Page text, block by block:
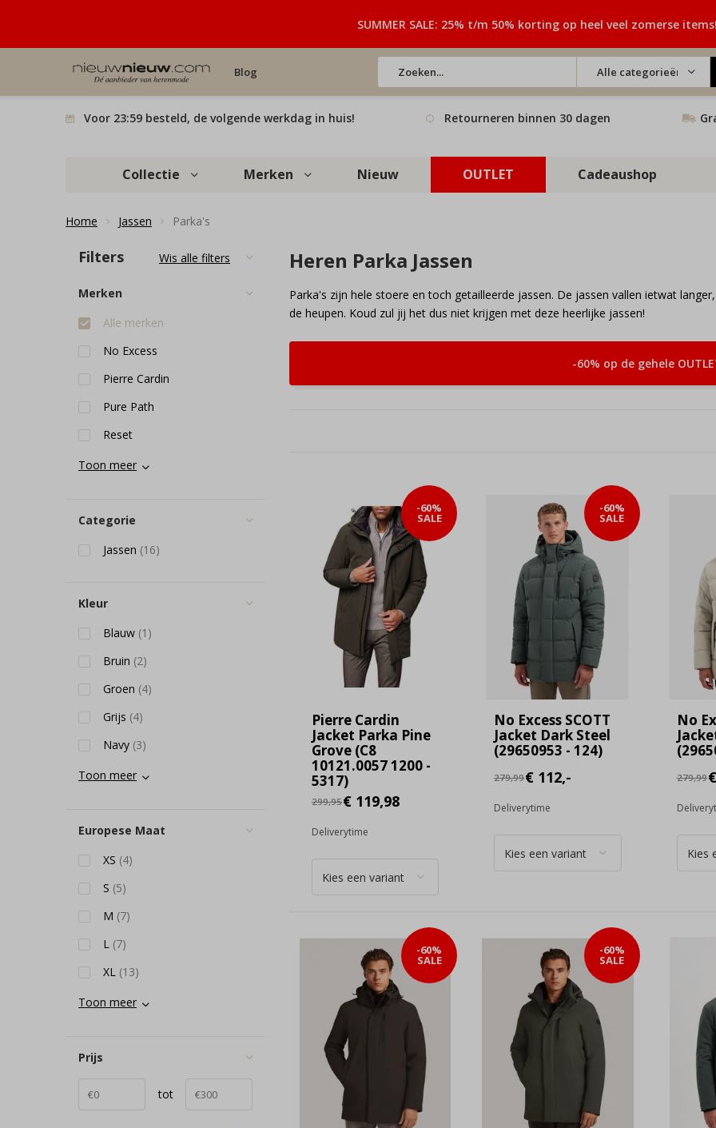
Blog Alle categorieën
SUMMER SALE: 25% t/m 50% korting op heel veel zomerse items!
Voor 23:59 besteld, de volgende werkdag in huis! Retourneren binnen 30 dagen
Collectie Merken Nieuw OUTLET Cadeaushop
Home Jassen Parka's
Heren Parka Jassen
Parka's zijn hele stoere en toch getailleerde jassen. De jassen vallen ietwat
de heupen. Koud zul jij het dus niet krijgen met deze heerlijke jassen!
-60% op de gehele
Pierre Cardin
Jacket Parka Pine
Grove (C8
10121.0057 1200 -
5317)
-60%
SALE
299,95€ 119,98
Deliverytime
No Excess SCOTT
Jacket Dark Steel
(29650953 - 124)
-60%
SALE
279,99€ 112,-
Deliverytime
No
279,99€
-60%
SALE
-60%
SALE
Filters Wis alle filters
Merken
Alle merken
No Excess
Pierre Cardin
Pure Path
Reset
Toon meer
Categorie
Jassen (16)
Kleur
Blauw (1)
Bruin (2)
Groen (4)
Grijs (4)
Navy (3)
Toon meer
Europese Maat
XS (4)
S (5)
M (7)
L (7)
XL (13)
Toon meer
Prijs
tot